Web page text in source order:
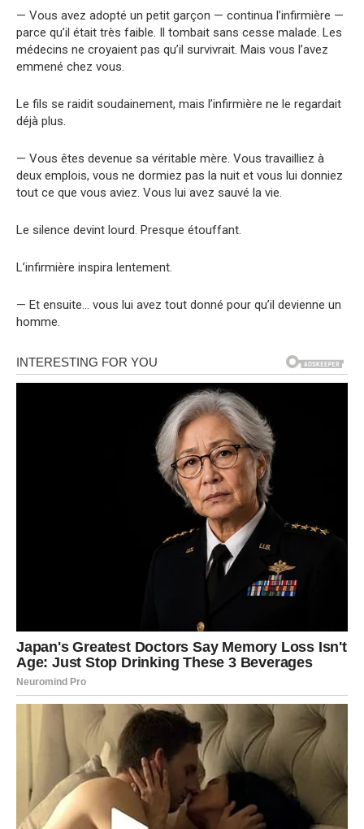
— Vous avez adopté un petit garçon — continua l’infirmière —
parce qu’il était très faible. Il tombait sans cesse malade. Les
médecins ne croyaient pas qu’il survivrait. Mais vous l’avez
emmené chez vous.
Le fils se raidit soudainement, mais l’infirmière ne le regardait
déjà plus.
— Vous êtes devenue sa véritable mère. Vous travailliez à
deux emplois, vous ne dormiez pas la nuit et vous lui donniez
tout ce que vous aviez. Vous lui avez sauvé la vie.
Le silence devint lourd. Presque étouffant.
L’infirmière inspira lentement.
— Et ensuite… vous lui avez tout donné pour qu’il devienne un
homme.